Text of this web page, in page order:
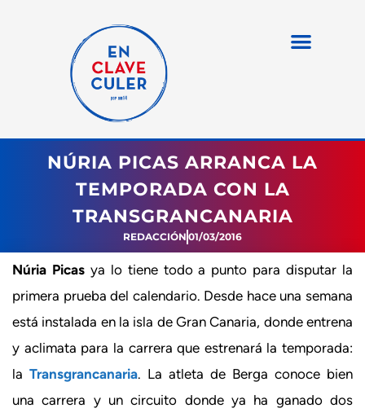
NÚRIA PICAS ARRANCA LA
TEMPORADA CON LA
TRANSGRANCANARIA
REDACCIÓN 01/03/2016
Núria Picasya lo tiene todo a punto para disputar la
primera prueba del calendario. Desde hace una semana
está instalada en la isla de Gran Canaria, donde entrena
y aclimata para la carrera que estrenará la temporada:
la Transgrancanaria. La atleta de Berga conoce bien
una carrera y un circuito donde ya ha ganado dos